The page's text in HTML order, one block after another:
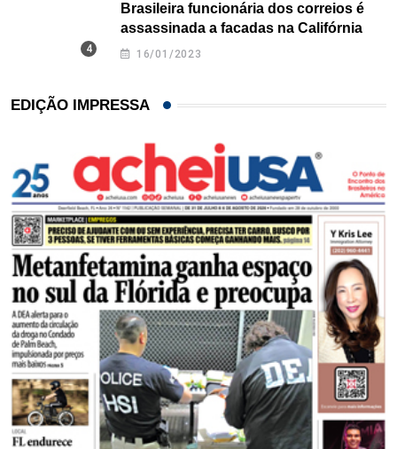
Brasileira funcionária dos correios é
assassinada a facadas na Califórnia
16/01/2023
EDIÇÃO IMPRESSA